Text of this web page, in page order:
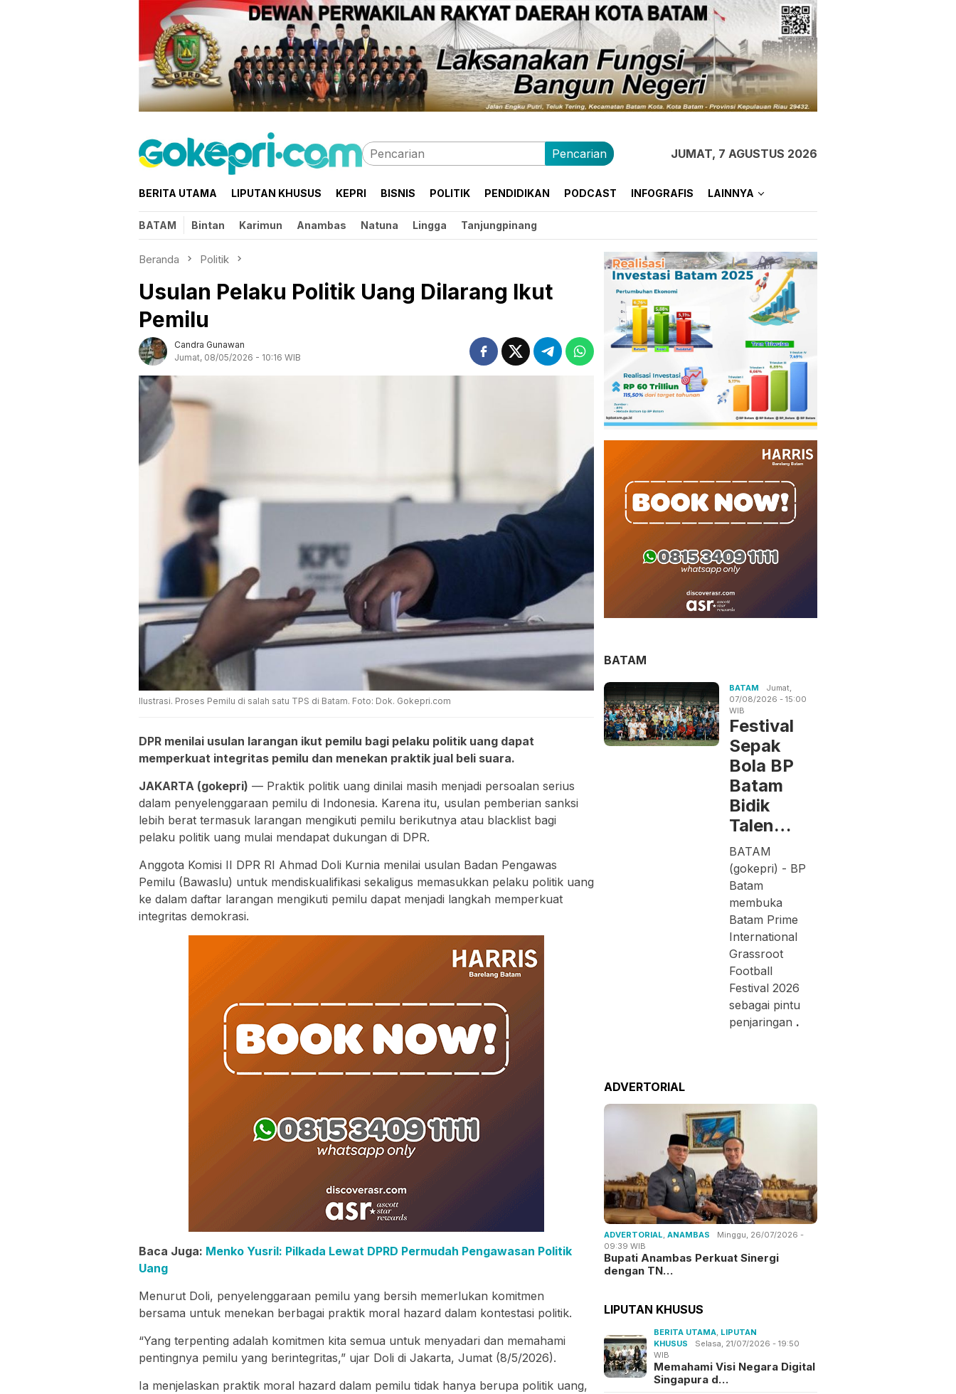
Pencarian JUMAT, 7 AGUSTUS 2026
BERITA UTAMA LIPUTAN KHUSUS KEPRI BISNIS POLITIK PENDIDIKAN PODCAST INFOGRAFIS LAINNYA
BATAM Bintan Karimun Anambas Natuna Lingga Tanjungpinang
Beranda Politik
Usulan Pelaku Politik Uang Dilarang Ikut
Pemilu
Candra Gunawan
Jumat, 08/05/2026 - 10:16 WIB
Ilustrasi. Proses Pemilu di salah satu TPS di Batam. Foto: Dok. Gokepri.com
DPR menilai usulan larangan ikut pemilu bagi pelaku politik uang dapat
memperkuat integritas pemilu dan menekan praktik jual beli suara.
JAKARTA (gokepri) — Praktik politik uang dinilai masih menjadi persoalan serius
dalam penyelenggaraan pemilu di Indonesia. Karena itu, usulan pemberian sanksi
lebih berat termasuk larangan mengikuti pemilu berikutnya atau blacklist bagi
pelaku politik uang mulai mendapat dukungan di DPR.
Anggota Komisi II DPR RI Ahmad Doli Kurnia menilai usulan Badan Pengawas
Pemilu (Bawaslu) untuk mendiskualifikasi sekaligus memasukkan pelaku politik uang
ke dalam daftar larangan mengikuti pemilu dapat menjadi langkah memperkuat
integritas demokrasi.
Baca Juga: Menko Yusril: Pilkada Lewat DPRD Permudah Pengawasan Politik
Uang
Menurut Doli, penyelenggaraan pemilu yang bersih memerlukan komitmen
bersama untuk menekan berbagai praktik moral hazard dalam kontestasi politik.
“Yang terpenting adalah komitmen kita semua untuk menyadari dan memahami
pentingnya pemilu yang berintegritas,” ujar Doli di Jakarta, Jumat (8/5/2026).
Ia menjelaskan praktik moral hazard dalam pemilu tidak hanya berupa politik uang,
BATAM
BATAM
Jumat,
07/08/2026 - 15:00
WIB
Festival
Sepak
Bola BP
Batam
Bidik
Talen…
BATAM
(gokepri) - BP
Batam
membuka
Batam Prime
International
Grassroot
Football
Festival 2026
sebagai pintu
penjaringan .
ADVERTORIAL
ADVERTORIAL,ANAMBAS
Minggu, 26/07/2026 -
09:39 WIB
Bupati Anambas Perkuat Sinergi
dengan TN…
LIPUTAN KHUSUS
BERITA UTAMA, LIPUTAN
KHUSUS
Selasa, 21/07/2026 - 19:50
WIB
Memahami Visi Negara Digital
Singapura d…